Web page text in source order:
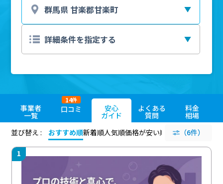
事業者
一覧
口コミ
14件
安心
ガイド
よくある
質問
料金
相場
並び替え :
おすすめ順新着順人気順価格が安い順 評価が高い順
（6件）
1